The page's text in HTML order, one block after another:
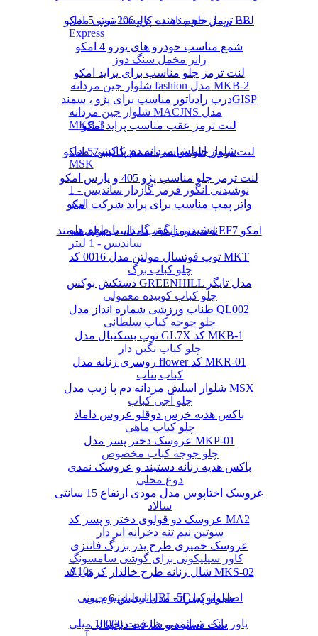
ریمل حجم دهنده کالیستا بیوتی مدل BB
Express
رانر مخمل سنگ دوز
شلوار جین مردانه fashion مدل MKB-2
شلوار جین مردانه MACJNS مدل
MKB-3
شلوار اسلش مردانه دم پا کشی مدل
MSK
نوشیدنی انگور قرمز گازدار ساندیس - 1
لیتر
نوشیدنی انگور گازدار با طعم هلو
ساندیس - 1 لیتر
چلو کباب برگ
چلو کباب کوبیده معمولی
چلو جوجه کباب سلطانی
چلو کباب نگین دار
کباب بناب
چلو آجی کباب
چلو کباب ماهی
چلو جوجه کباب مخصوص
دوغ محلی
سالاد
سوتین نیم تنه دخرانه ابر دار
کاور سیلیکونی برای گوشی سامسونگ
A10s
باتری لیتیوم یونی BL-5C اصلی نوکیا
پاور بانک شیائومی ظرفیت 10000 میلی
لنت ترمز جلو مناسب پژو 206 تیپ 5 امکو
شمع مناسب خودرو های یورو 4 امکو
لنت ترمز جلو مناسب برای پراید امکو
درب رادیاتور مناسب برای پژو ، سمندGISP
لنت ترمز عقب مناسب پراید امکو
لنت ترمز جلو مناسب سمند کالیبر57 امکو
لنت ترمز جلو مناسب پژو 405 و پارس امکو
واتر پمپ مناسب برای پراید شرکت امکو
لنت ترمز عقب مناسب برای سمند EF7 امکو
توپ فوتسال مولتن مدل 0016 کد MKT
دستکش بوکس GREENHILL مدل تایگر
طناب ورزشی شماره انداز مدل QL002
توپ بسکتبال مدل GL7X کد MKB-1
روسری زنانه مدل flower کد MKR-01
شلوار اسلش مردانه دم پا زیپ مدل MSX
باکس هدیه خرس دوقلو عروس داماد
عروسک دختر پسر مدل MKP-01
باکس هدیه زنانه دستبند و عروسک نمدی
عروسک اختاپوس مدل مودی ارتفاع 15 سانتی
عروسک دو قولوی دختر و پسر کد MA2
عروسک خمیری طرح پدر بزرگ فانتزی
شال زنانه طرح خالدار کرمی کد MKS-02
شلوار پسرانه مدل اسلش 6 جیب
ست دستبند و ساعت دیجیتالی